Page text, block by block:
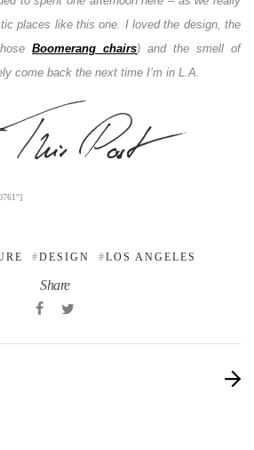
places like this one. I loved the design, the
Boomerang chairs) and the smell of
come back the next time I’m in L.A.
DESIGN LOS ANGELES
Share